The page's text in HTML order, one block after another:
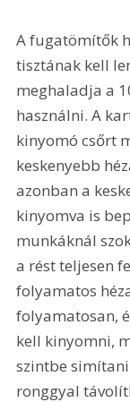
A fugatömítők
tisztának kell
meghaladja a
használni. A
kinyomó csőrt
keskenyebb
azonban a
kinyomva is
munkáknál
a rést teljesen
folyamatos
folyamatosan,
kell kinyomni,
szintbe
ronggyal